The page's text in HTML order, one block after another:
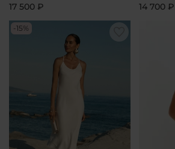
17 500 ₽
14 700 ₽
-15%